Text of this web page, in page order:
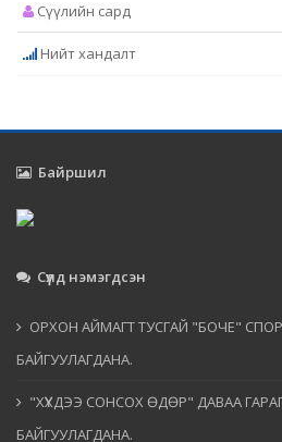
Сүүлийн сард
Нийт хандалт
Байршил
Сүүлд нэмэгдсэн
ОРХОН АЙМАГТ ТУСГАЙ "БОЧЕ"
БАЙГУУЛАГДАНА.
"ХҮҮХДЭЭ СОНСОХ ӨДӨР" ДАВАА
БАЙГУУЛАГДАНА.